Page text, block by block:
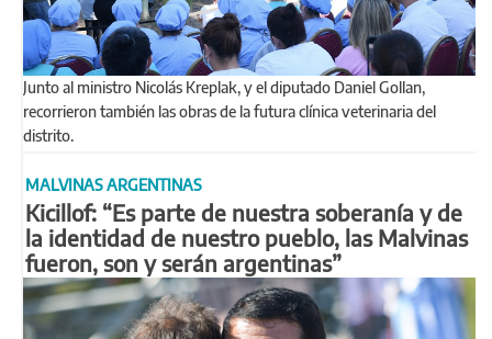
Junto al ministro Nicolás Kreplak, y el diputado Daniel Gollan,
recorrieron también las obras de la futura clínica veterinaria del
distrito.
MALVINAS ARGENTINAS
Kicillof: “Es parte de nuestra soberanía y de
la identidad de nuestro pueblo, las Malvinas
fueron, son y serán argentinas”